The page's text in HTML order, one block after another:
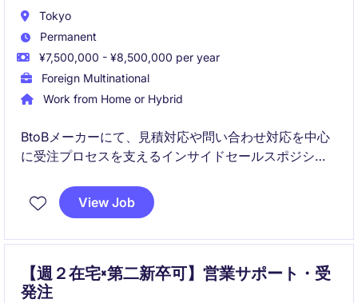
Tokyo
Permanent
¥7,500,000 - ¥8,500,000 per year
Foreign Multinational
Work from Home or Hybrid
BtoBメーカーにて、見積対応や問い合わせ対応を中心
に受注プロセスを支えるインサイドセールスポジショ
正確性とスピードを活かしながら、業務改善やシステ
ム移行にも関わり、中長期的に業務に取り組める方に
View Job
【週２在宅×第二新卒可】営業サポート・受
発注